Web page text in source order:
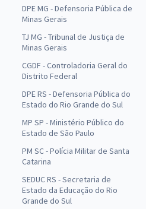
DPE MG - Defensoria Pública de
Minas Gerais
TJ MG - Tribunal de Justiça de
Minas Gerais
CGDF - Controladoria Geral do
Distrito Federal
DPE RS - Defensoria Pública do
Estado do Rio Grande do Sul
MP SP - Ministério Público do
Estado de São Paulo
PM SC - Polícia Militar de Santa
Catarina
SEDUC RS - Secretaria de
Estado da Educação do Rio
Grande do Sul